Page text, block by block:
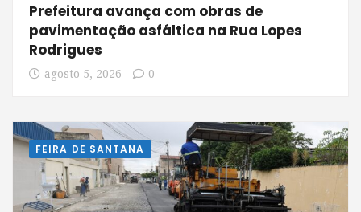
Prefeitura avança com obras de
pavimentação asfáltica na Rua Lopes
Rodrigues
agosto 5, 2026 0
FEIRA DE SANTANA